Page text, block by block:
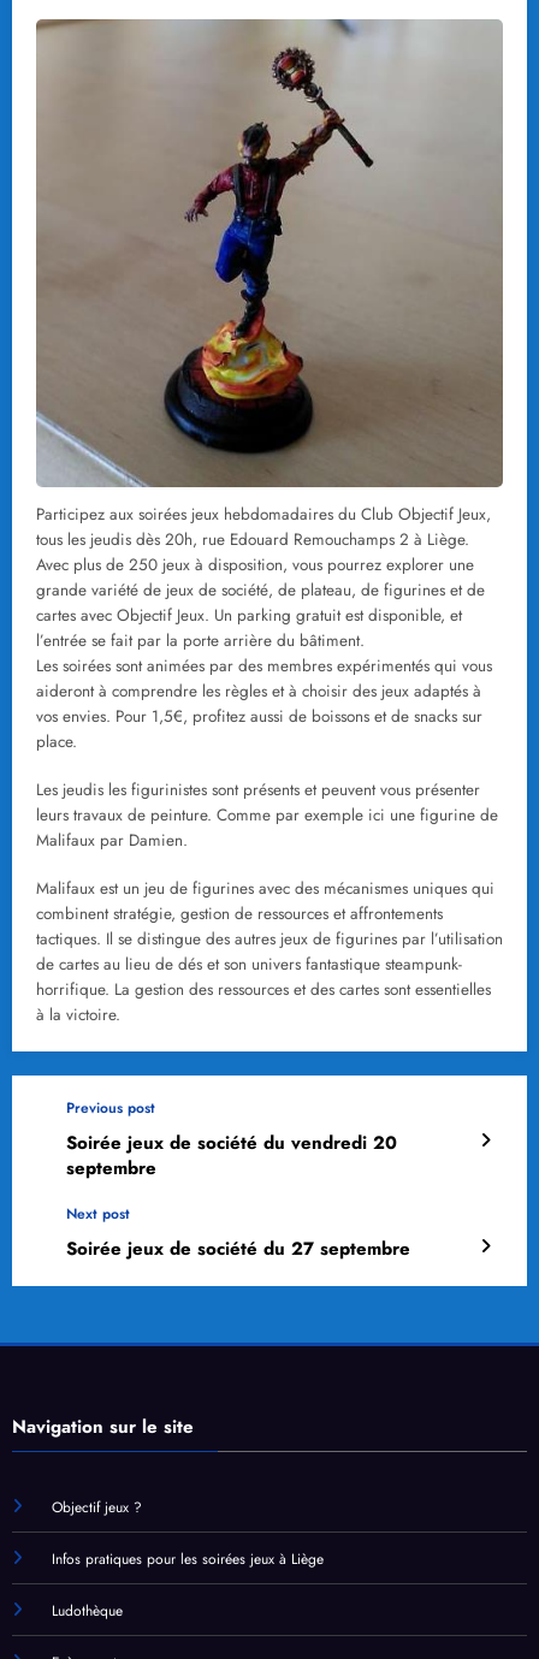
Participez aux soirées jeux hebdomadaires du Club Objectif Jeux,
tous les jeudis dès 20h, rue Edouard Remouchamps 2 à Liège.
Avec plus de 250 jeux à disposition, vous pourrez explorer une
grande variété de jeux de société, de plateau, de figurines et de
cartes avec Objectif Jeux. Un parking gratuit est disponible, et
l’entrée se fait par la porte arrière du bâtiment.
Les soirées sont animées par des membres expérimentés qui vous
aideront à comprendre les règles et à choisir des jeux adaptés à
vos envies. Pour 1,5€, profitez aussi de boissons et de snacks sur
place.
Les jeudis les figurinistes sont présents et peuvent vous présenter
leurs travaux de peinture. Comme par exemple ici une figurine de
Malifaux par Damien.
Malifaux est un jeu de figurines avec des mécanismes uniques qui
combinent stratégie, gestion de ressources et affrontements
tactiques. Il se distingue des autres jeux de figurines par l’utilisation
de cartes au lieu de dés et son univers fantastique steampunk-
horrifique. La gestion des ressources et des cartes sont essentielles
à la victoire.
Previous post
Soirée jeux de société du vendredi 20
septembre
Next post
Soirée jeux de société du 27 septembre
Navigation sur le site
Objectif jeux ?
Infos pratiques pour les soirées jeux à Liège
Ludothèque